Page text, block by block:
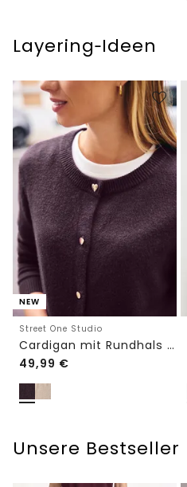
Layering‑Ideen
NEW
Street One Studio
Cardigan mit Rundhals und Knöpfen
49,99 €
Unsere Bestseller